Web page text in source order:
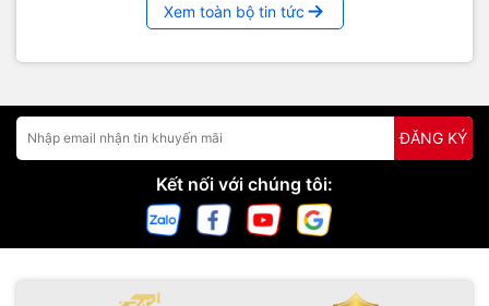
Xem toàn bộ tin tức
ĐĂNG KÝ
Kết nối với chúng tôi: